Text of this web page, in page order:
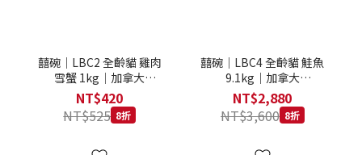
囍碗｜LBC2 全齡貓 雞肉
雪蟹 1kg｜加拿大
Loveabowl 天然無穀糧 1
公斤 成貓 無穀貓飼料
NT$420
NT$525 8折
囍碗｜LBC4 全齡貓 鮭魚
9.1kg｜加拿大
Loveabowl 天然無穀糧
9.1公斤 成貓 無穀貓飼料
NT$2,880
NT$3,600 8折